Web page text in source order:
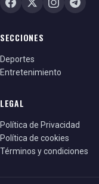
SECCIONES
Deportes
Entretenimiento
LEGAL
Política de Privacidad
Política de cookies
Términos y condiciones